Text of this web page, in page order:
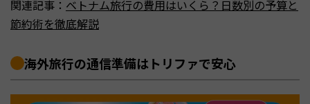
関連記事： ベトナム旅行の費用はいくら？日数別の予算と
節約術を徹底解説
海外旅行の通信準備はトリファで安心